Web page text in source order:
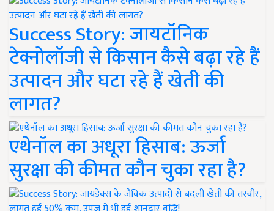
Success Story: जायटॉनिक
टेक्नोलॉजी से किसान कैसे बढ़ा रहे हैं
उत्पादन और घटा रहे हैं खेती की
लागत?
एथेनॉल का अधूरा हिसाब: ऊर्जा
सुरक्षा की कीमत कौन चुका रहा है?